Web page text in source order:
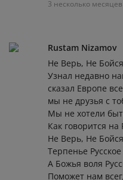
3 несколько
Rustam Nizamov
Не Верь, Не
Узнал недавно
сказал Европе
мы не друзья с
Мы не хотели
Как говорится на
Не Верь, Не
Терпенье
А Божья воля
Поможет нам